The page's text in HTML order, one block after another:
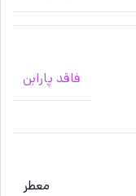
فاقد پارابن
معطر